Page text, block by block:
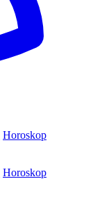
Horoskop
Horoskop